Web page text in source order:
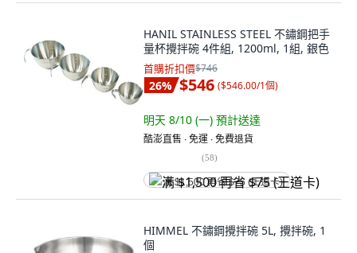
HANIL STAINLESS STEEL 不鏽鋼把手
量杯攪拌碗 4件組, 1200ml, 1組, 銀色
首購折扣價$746
26% $546 ($546.00/1個)
明天 8/10 (一) 預計送達
酷澎直售 ∙ 免運 ∙ 免費退貨
(58)
满 $1,500 再省 $75 (王道卡)
HIMMEL 不鏽鋼攪拌碗 5L, 攪拌碗, 1
個